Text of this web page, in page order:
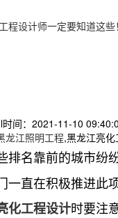
程设计师一定要知道这些！
时间：2021-11-10
龙江照明工程,黑龙江亮
排名靠前的城市纷
一直在积极推进
化工程设计时要注